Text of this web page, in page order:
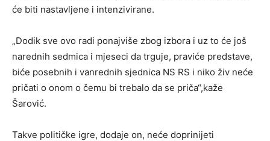
će biti nastavljene i intenzivirane.
„Dodik sve ovo radi ponajviše zbog izbora i uz to će još
narednih sedmica i mjeseci da trguje, praviće predstave,
biće posebnih i vanrednih sjednica NS RS i niko živ neće
pričati o onom o čemu bi trebalo da se priča“,kaže
Šarović.
Takve političke igre, dodaje on, neće doprinijeti